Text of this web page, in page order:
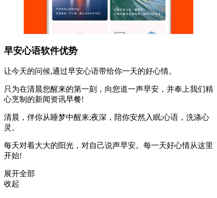
早安心语软件优势
让今天的问候,通过早安心语带给你一天的好心情。
只为在清晨您醒来的第一刻，向您道一声早安，并奉上我们精
心烹制的新闻资讯早餐!
清晨，伴你从睡梦中醒来;夜深，陪你安然入眠;心语，洗涤心
灵。
每天对着大大的阳光，对自己说声早安。每一天好心情从这里
开始!
展开全部
收起